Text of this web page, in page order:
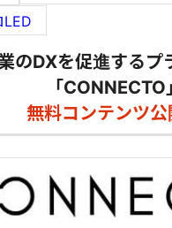
LED
のDXを促進するプ
「CONNECTO」
無料コンテンツ公